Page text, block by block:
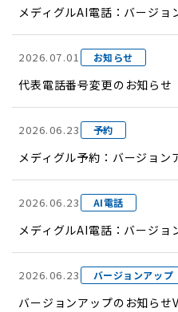
メディグルAI電話：バージョ
2026.07.01 お知らせ
代表電話番号変更のお知らせ
2026.06.23 予約
メディグル予約：バージョン
2026.06.23 AI電話
メディグルAI電話：バージ
2026.06.23 バージョンアップ
バージョンアップのお知らせ